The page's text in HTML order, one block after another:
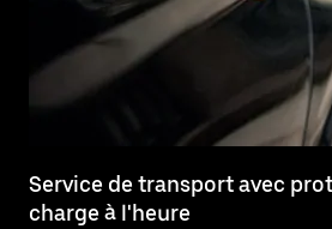
Service de transport avec
charge à l'heure